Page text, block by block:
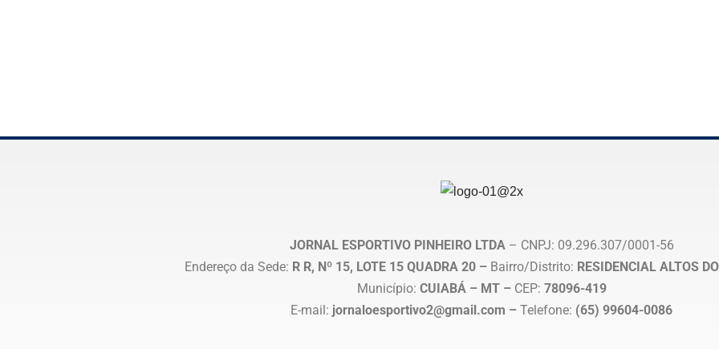
JORNAL ESPORTIVO PINHEIRO LTDA– CNPJ: 09.296.307/0001-56
Endereço da Sede: R R, Nº 15, LOTE 15 QUADRA 20 – Bairro/Distrito: RESIDENCIAL ALTOS
Município: CUIABÁ – MT – CEP: 78096-419
E-mail: jornaloesportivo2@gmail.com – Telefone: (65) 99604-0086